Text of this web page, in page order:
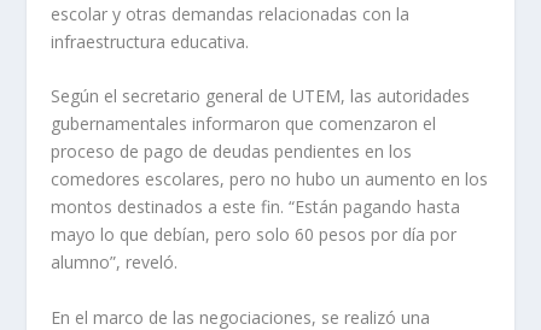
escolar y otras demandas relacionadas con la
infraestructura educativa.
Según el secretario general de UTEM, las autoridades
gubernamentales informaron que comenzaron el
proceso de pago de deudas pendientes en los
comedores escolares, pero no hubo un aumento en los
montos destinados a este fin. “Están pagando hasta
mayo lo que debían, pero solo 60 pesos por día por
alumno”, reveló.
En el marco de las negociaciones, se realizó una